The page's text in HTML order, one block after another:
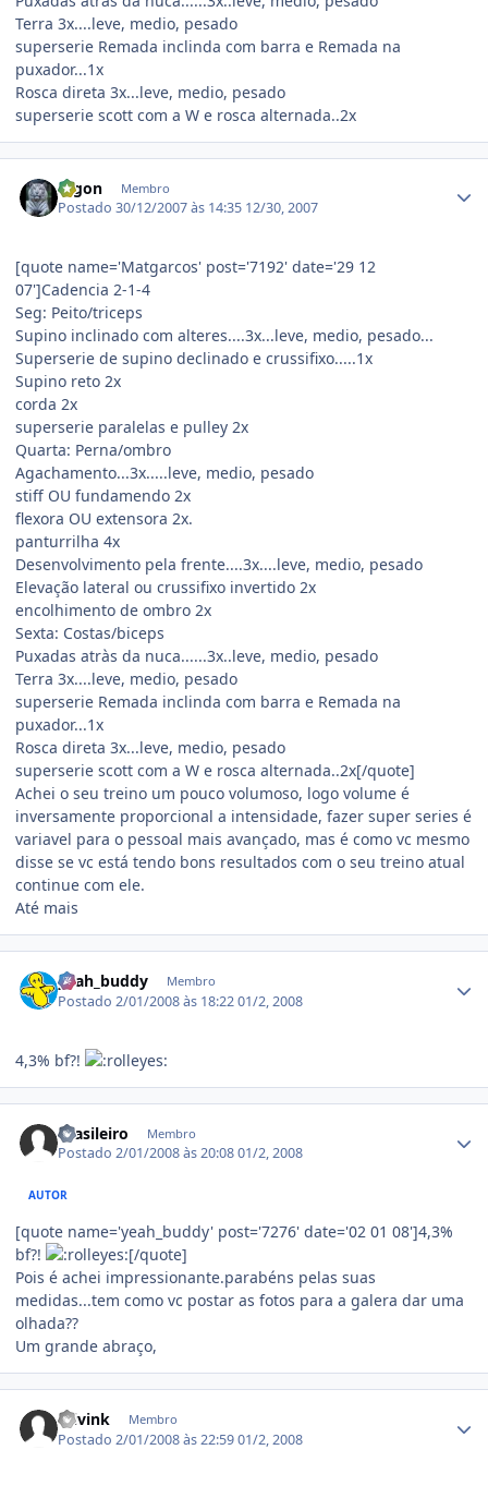
Terra 3x....leve, medio, pesado
superserie Remada inclinda com barra e Remada na
puxador...1x
Rosca direta 3x...leve, medio, pesado
superserie scott com a W e rosca alternada..2x
Digon Membro
Postado30/12/2007 às 14:35 12/30, 2007
[quote name='Matgarcos' post='7192' date='29 12
07']Cadencia 2-1-4
Seg: Peito/triceps
Supino inclinado com alteres....3x...leve, medio, pesado...
Superserie de supino declinado e crussifixo.....1x
Supino reto 2x
corda 2x
superserie paralelas e pulley 2x
Quarta: Perna/ombro
Agachamento...3x.....leve, medio, pesado
stiff OU fundamendo 2x
flexora OU extensora 2x.
panturrilha 4x
Desenvolvimento pela frente....3x....leve, medio, pesado
Elevação lateral ou crussifixo invertido 2x
encolhimento de ombro 2x
Sexta: Costas/biceps
Puxadas atràs da nuca......3x..leve, medio, pesado
Terra 3x....leve, medio, pesado
superserie Remada inclinda com barra e Remada na
puxador...1x
Rosca direta 3x...leve, medio, pesado
superserie scott com a W e rosca alternada..2x[/quote]
Achei o seu treino um pouco volumoso, logo volume é
inversamente proporcional a intensidade, fazer super series é
variavel para o pessoal mais avançado, mas é como vc mesmo
disse se vc está tendo bons resultados com o seu treino atual
continue com ele.
Até mais
yeah_buddy Membro
Postado2/01/2008 às 18:2201/2, 2008
4,3% bf?!
Brasileiro Membro
Postado2/01/2008 às 20:0801/2, 2008
AUTOR
[quote name='yeah_buddy' post='7276' date='02 01 08']4,3%
bf?!
[/quote]
Pois é achei impressionante.parabéns pelas suas
medidas...tem como vc postar as fotos para a galera dar uma
olhada??
Um grande abraço,
mivink Membro
Postado2/01/2008 às 22:5901/2, 2008